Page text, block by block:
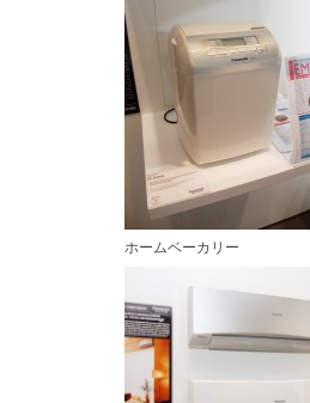
ホームベーカリー